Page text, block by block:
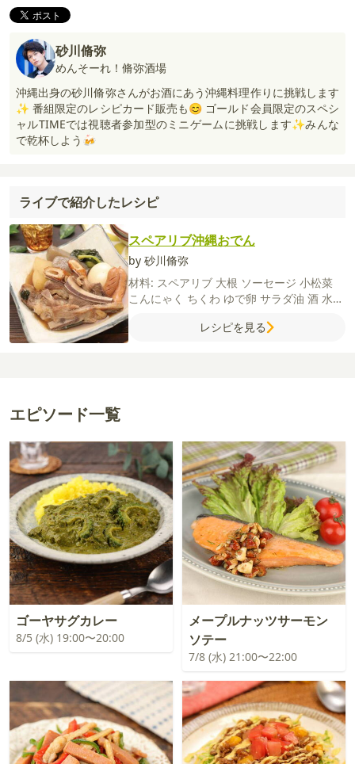
砂川脩弥
めんそーれ！脩弥酒場
沖縄出身の砂川脩弥さんがお酒にあう沖縄料理作りに挑戦します
✨ 番組限定のレシピカード販売も😊 ゴールド会員限定のスペシ
ャルTIMEでは視聴者参加型のミニゲームに挑戦します✨みんな
で乾杯しよう🍻
ライブで紹介したレシピ
スペアリブ沖縄おでん
by 砂川脩弥
材料: スペアリブ 大根 ソーセージ 小松菜
こんにゃく ちくわ ゆで卵 サラダ油 酒 水
レシピを見る
エピソード一覧
ゴーヤサグカレー
8/5 (水) 19:00〜20:00
メープルナッツサーモン
ソテー
7/8 (水) 21:00〜22:00